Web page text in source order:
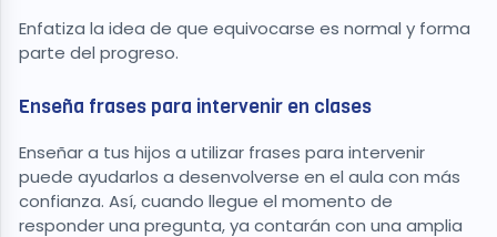
Enfatiza la idea de que equivocarse es normal y forma
parte del progreso.
Enseña frases para intervenir en clases
Enseñar a tus hijos a utilizar frases para intervenir
puede ayudarlos a desenvolverse en el aula con más
confianza. Así, cuando llegue el momento de
responder una pregunta, ya contarán con una amplia